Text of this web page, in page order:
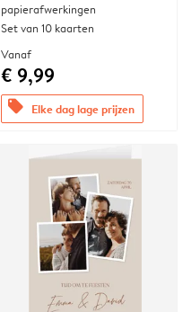
papierafwerkingen
Set van 10 kaarten
Vanaf
€ 9,99
offers Elke dag lage prijzen